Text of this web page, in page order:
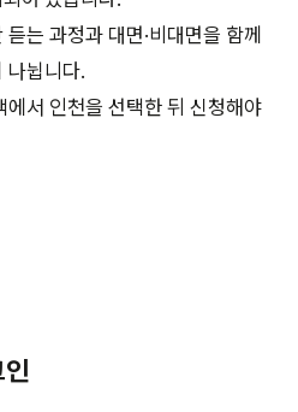
는 과정과 대면·비대면을 함께
나뉩니다.
에서 인천을 선택한 뒤 신청해야